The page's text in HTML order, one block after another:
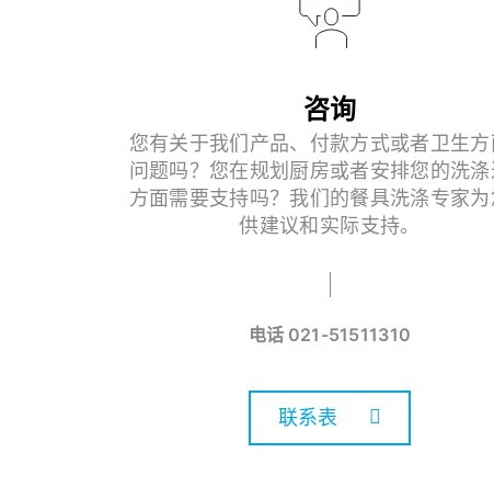
咨询
您有关于我们产品、付款方式或者卫生方
问题吗？您在规划厨房或者安排您的洗涤
方面需要支持吗？我们的餐具洗涤专家为
供建议和实际支持。
电话 021-51511310
联系表